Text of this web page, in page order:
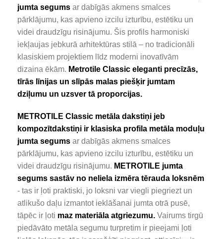
jumta segums ar dabīgās akmens smalces
pārklājumu, kas apvieno izcilu izturību, estētiku un
videi draudzīgu risinājumu. Šis profils harmoniski
iekļaujas jebkurā arhitektūras stilā – no tradicionāli
klasiskiem projektiem līdz moderni inovatīvām
dizaina ēkām. Metrotile Classic eleganti precīzās,
tīrās līnijas un slīpās malas piešķir jumtam
dziļumu un uzsver tā proporcijas.
METROTILE Classic metāla dakstiņi jeb
kompozītdakstiņi ir klasiska profila metāla moduļu
jumta segums ar dabīgās akmens smalces
pārklājumu, kas apvieno izcilu izturību, estētiku un
videi draudzīgu risinājumu. METROTILE jumta
segums sastāv no neliela izmēra tērauda loksnēm
- tas ir ļoti praktiski, jo loksni var viegli piegriezt un
atlikušo daļu izmantot ieklāšanai jumta otrā pusē,
tāpēc ir ļoti maz materiāla atgriezumu. Vairums tirgū
piedāvāto metāla segumu turpretim ir pieejami ļoti